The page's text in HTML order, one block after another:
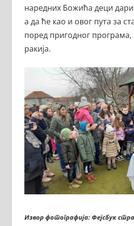
наредних Божића деци
а да ће као и овог пута за
поред пригодног програма,
ракија.
Извор фотографија: Фејсбук